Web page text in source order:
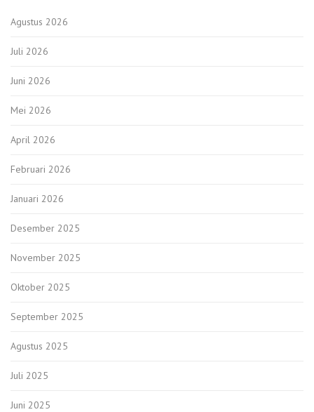
Agustus 2026
Juli 2026
Juni 2026
Mei 2026
April 2026
Februari 2026
Januari 2026
Desember 2025
November 2025
Oktober 2025
September 2025
Agustus 2025
Juli 2025
Juni 2025